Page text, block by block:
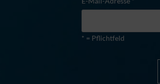
* = Pflichtfeld